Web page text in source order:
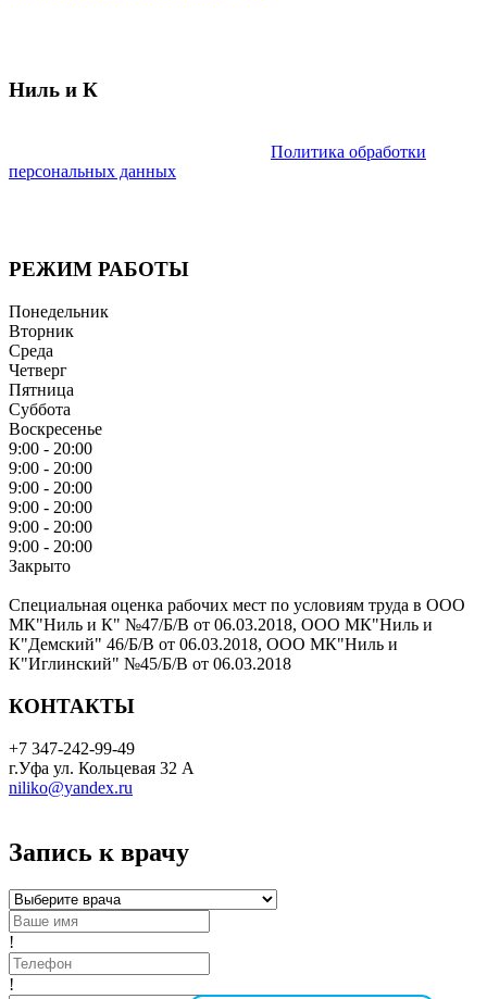
Ниль и К
Политика обработки
персональных данных
РЕЖИМ РАБОТЫ
Понедельник
Вторник
Среда
Четверг
Пятница
Суббота
Воскресенье
9:00 - 20:00
9:00 - 20:00
9:00 - 20:00
9:00 - 20:00
9:00 - 20:00
9:00 - 20:00
Закрыто
Специальная оценка рабочих мест по условиям труда в ООО
МК"Ниль и К" №47/Б/В от 06.03.2018, ООО МК"Ниль и
К"Демский" 46/Б/В от 06.03.2018, ООО МК"Ниль и
К"Иглинский" №45/Б/В от 06.03.2018
КОНТАКТЫ
+7 347-242-99-49
г.Уфа ул. Кольцевая 32 А
niliko@yandex.ru
Запись к врачу
!
!